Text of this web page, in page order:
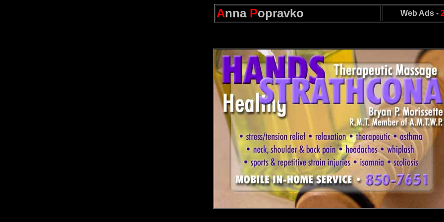
Anna Popravko Web Ads -